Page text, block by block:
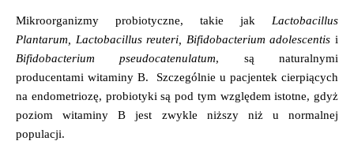
Mikroorganizmy probiotyczne, takie jak Lactobacillus
Plantarum, Lactobacillus reuteri, Bifidobacterium adolescentis i
Bifidobacterium pseudocatenulatum, są naturalnymi
producentami witaminy B. Szczególnie u pacjentek cierpiących
na endometriozę, probiotyki są pod tym względem istotne, gdyż
poziom witaminy B jest zwykle niższy niż u normalnej
populacji.